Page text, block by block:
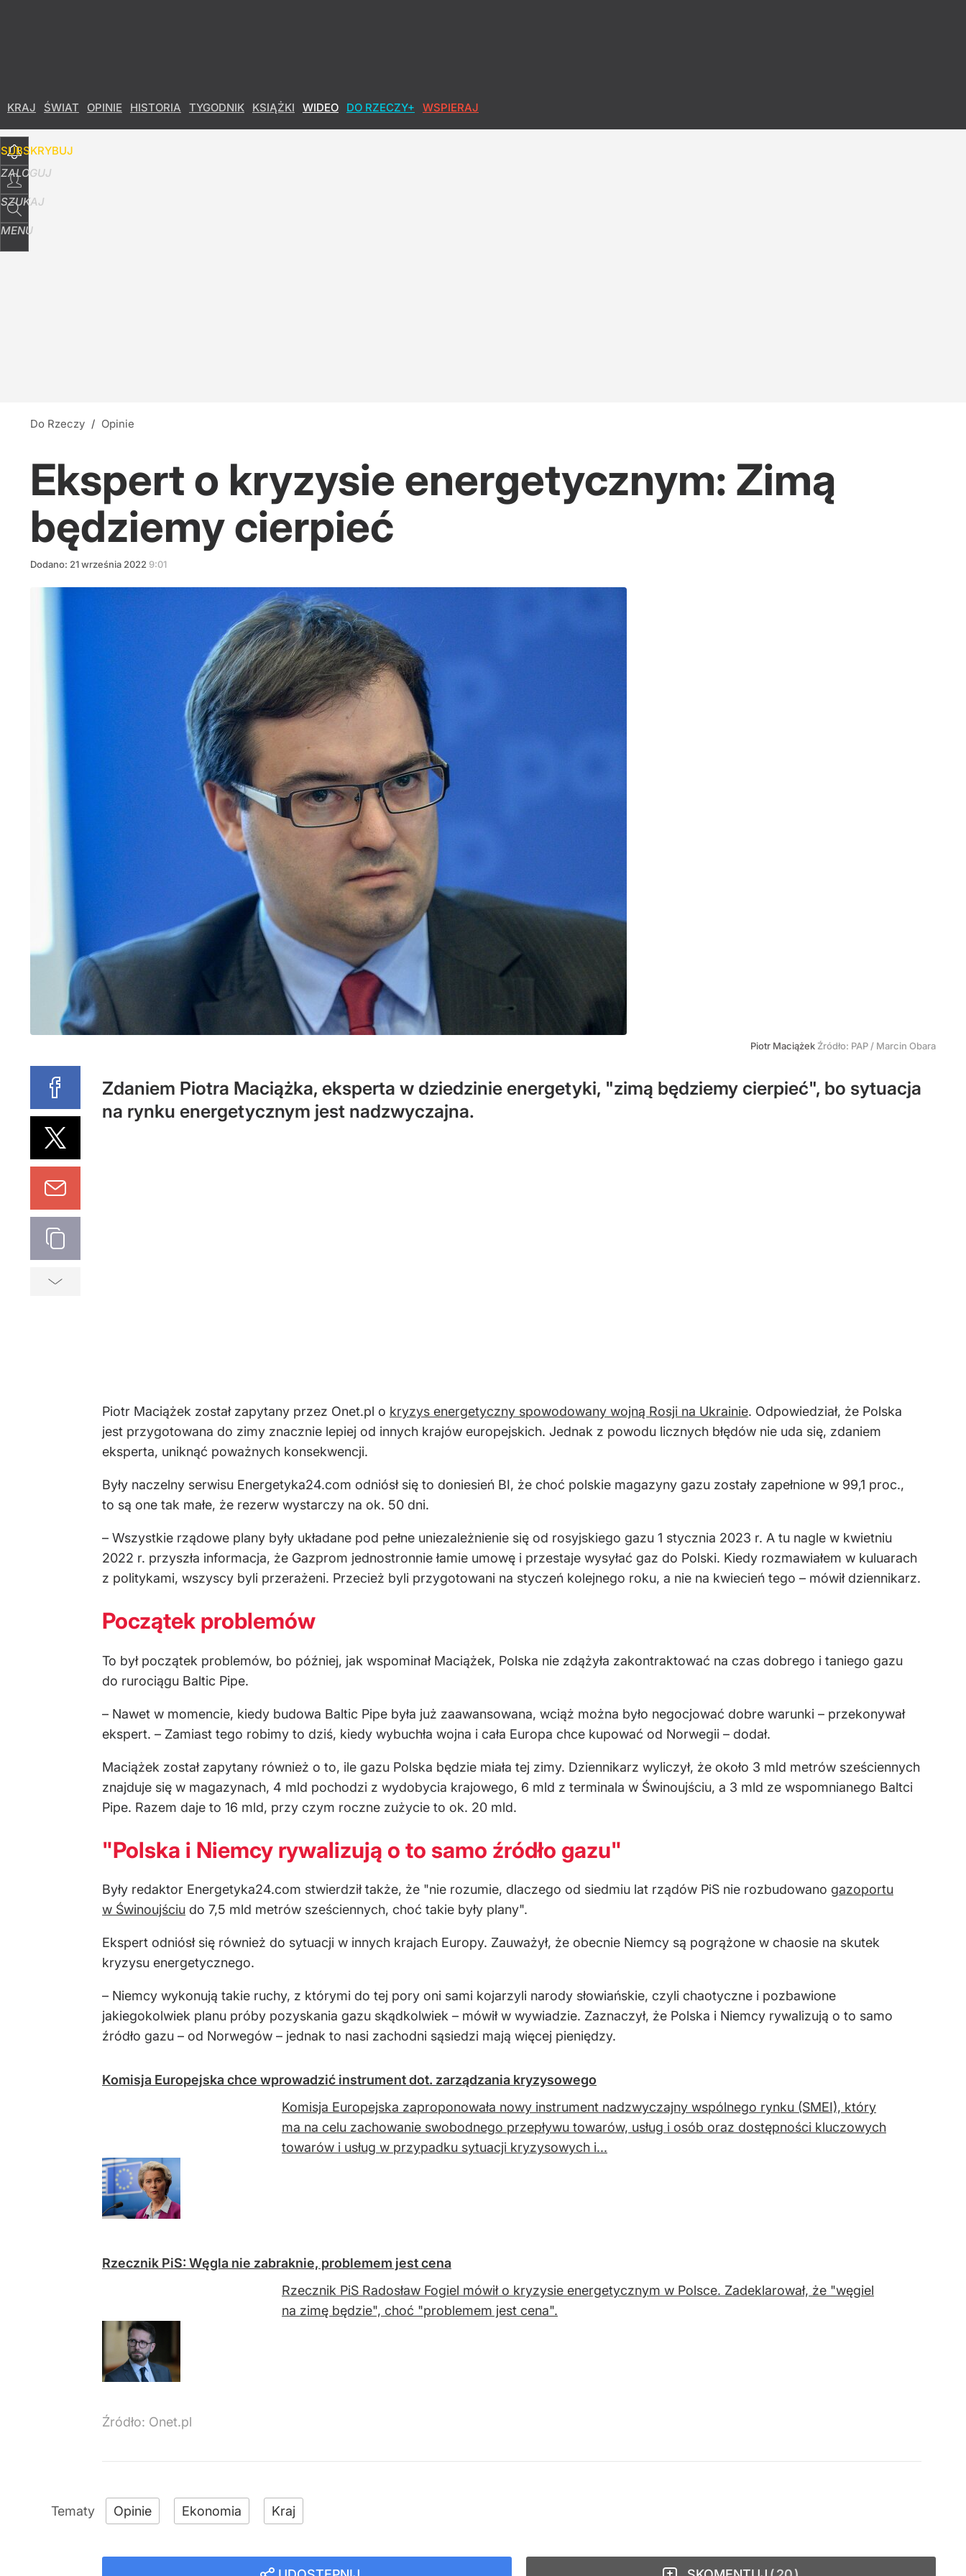
KRAJ ŚWIAT OPINIE HISTORIA TYGODNIK KSIĄŻKI WIDEO DO RZECZY+ WSPIERAJ
SUBSKRYBUJ
ZALOGUJ
SZUKAJ
MENU
Do Rzeczy / Opinie
Ekspert o kryzysie energetycznym: Zimą
będziemy cierpieć
Dodano: 21września 2022 9:01
Piotr Maciążek Źródło: PAP / Marcin Obara
Zdaniem Piotra Maciążka, eksperta w dziedzinie energetyki, "zimą będziemy cierpieć", bo sytuacja
na rynku energetycznym jest nadzwyczajna.
Piotr Maciążek został zapytany przez Onet.pl o kryzys energetyczny spowodowany wojną Rosji na Ukrainie. Odpowiedział, że Polska
jest przygotowana do zimy znacznie lepiej od innych krajów europejskich. Jednak z powodu licznych błędów nie uda się, zdaniem
eksperta, uniknąć poważnych konsekwencji.
Były naczelny serwisu Energetyka24.com odniósł się to doniesień BI, że choć polskie magazyny gazu zostały zapełnione w 99,1 proc.,
to są one tak małe, że rezerw wystarczy na ok. 50 dni.
– Wszystkie rządowe plany były układane pod pełne uniezależnienie się od rosyjskiego gazu 1 stycznia 2023 r. A tu nagle w kwietniu
2022 r. przyszła informacja, że Gazprom jednostronnie łamie umowę i przestaje wysyłać gaz do Polski. Kiedy rozmawiałem w kuluarach
z politykami, wszyscy byli przerażeni. Przecież byli przygotowani na styczeń kolejnego roku, a nie na kwiecień tego – mówił dziennikarz.
Początek problemów
To był początek problemów, bo później, jak wspominał Maciążek, Polska nie zdążyła zakontraktować na czas dobrego i taniego gazu
do rurociągu Baltic Pipe.
– Nawet w momencie, kiedy budowa Baltic Pipe była już zaawansowana, wciąż można było negocjować dobre warunki – przekonywał
ekspert. – Zamiast tego robimy to dziś, kiedy wybuchła wojna i cała Europa chce kupować od Norwegii – dodał.
Maciążek został zapytany również o to, ile gazu Polska będzie miała tej zimy. Dziennikarz wyliczył, że około 3 mld metrów sześciennych
znajduje się w magazynach, 4 mld pochodzi z wydobycia krajowego, 6 mld z terminala w Świnoujściu, a 3 mld ze wspomnianego Baltci
Pipe. Razem daje to 16 mld, przy czym roczne zużycie to ok. 20 mld.
"Polska i Niemcy rywalizują o to samo źródło gazu"
Były redaktor Energetyka24.com stwierdził także, że "nie rozumie, dlaczego od siedmiu lat rządów PiS nie rozbudowano gazoportu
w Świnoujściu do 7,5 mld metrów sześciennych, choć takie były plany".
Ekspert odniósł się również do sytuacji w innych krajach Europy. Zauważył, że obecnie Niemcy są pogrążone w chaosie na skutek
kryzysu energetycznego.
– Niemcy wykonują takie ruchy, z którymi do tej pory oni sami kojarzyli narody słowiańskie, czyli chaotyczne i pozbawione
jakiegokolwiek planu próby pozyskania gazu skądkolwiek – mówił w wywiadzie. Zaznaczył, że Polska i Niemcy rywalizują o to samo
źródło gazu – od Norwegów – jednak to nasi zachodni sąsiedzi mają więcej pieniędzy.
Komisja Europejska chce wprowadzić instrument dot. zarządzania kryzysowego
Komisja Europejska zaproponowała nowy instrument nadzwyczajny wspólnego rynku (SMEI), który
ma na celu zachowanie swobodnego przepływu towarów, usług i osób oraz dostępności kluczowych
towarów i usług w przypadku sytuacji kryzysowych i...
Rzecznik PiS: Węgla nie zabraknie, problemem jest cena
Rzecznik PiS Radosław Fogiel mówił o kryzysie energetycznym w Polsce. Zadeklarował, że "węgiel
na zimę będzie", choć "problemem jest cena".
Źródło: Onet.pl
Opinie Ekonomia Kraj